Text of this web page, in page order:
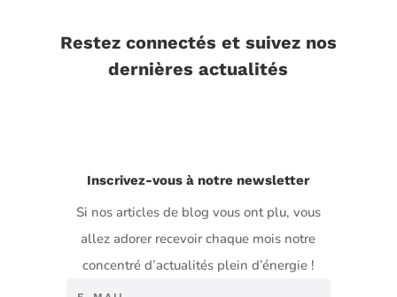
Restez connectés et suivez nos
dernières actualités
Inscrivez-vous à notre newsletter
Si nos articles de blog vous ont plu, vous
allez adorer recevoir chaque mois notre
concentré d’actualités plein d’énergie !